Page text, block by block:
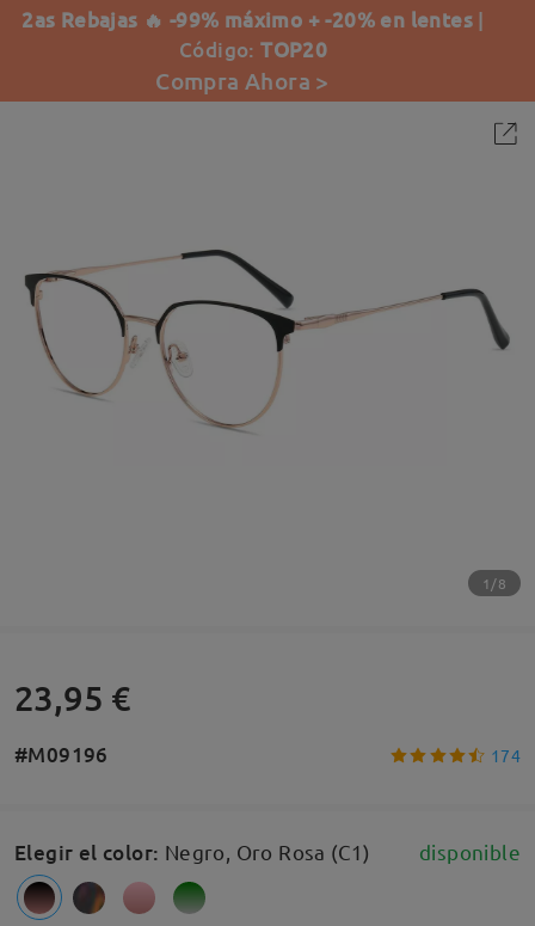
2as Rebajas 🔥 -99% máximo + -20% en lentes |
Código:TOP20
Compra Ahora >
1/8
23,95 €
#M09196 174
Elegir el color: Negro, Oro Rosa (C1) disponible